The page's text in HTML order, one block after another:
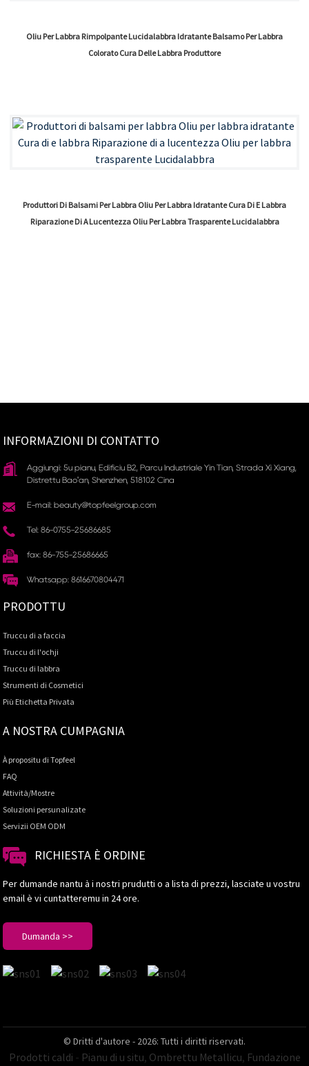
Oliu Per Labbra Rimpolpante Lucidalabbra Idratante Balsamo Per Labbra
Colorato Cura Delle Labbra Produttore
Produttori Di Balsami Per Labbra Oliu Per Labbra Idratante Cura Di E Labbra
Riparazione Di A Lucentezza Oliu Per Labbra Trasparente Lucidalabbra
INFORMAZIONI DI CONTATTO
Aggiungi: 5u pianu, Edificiu B2, Parcu Industriale Yin Tian, ​​Strada Xi Xiang,
Distrettu Bao'an, Shenzhen, 518102 Cina
E-mail: beauty@topfeelgroup.com
Tel: 86-0755-25686685
fax: 86-755-25686665
Whatsapp: 8616670804471
PRODOTTU
Truccu di a faccia
Truccu di l'ochji
Truccu di labbra
Strumenti di Cosmetici
Più Etichetta Privata
A NOSTRA CUMPAGNIA
À propositu di Topfeel
FAQ
Attività/Mostre
Soluzioni persunalizate
Servizii OEM ODM
RICHIESTA È ORDINE
Per dumande nantu à i nostri prudutti o a lista di prezzi, lasciate u vostru
email è vi cuntatteremu in 24 ore.
Dumanda >>
© Dritti d'autore - 2026: Tutti i diritti riservati.
Prodotti caldi - Pianu di u situ, Ombrettu Metallicu, Fundazione